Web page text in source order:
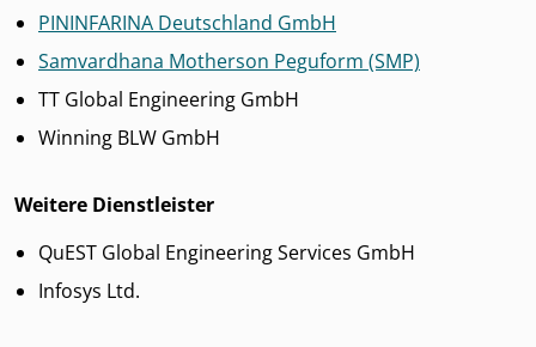
PININFARINA Deutschland GmbH
Samvardhana Motherson Peguform (SMP)
TT Global Engineering GmbH
Winning BLW GmbH
Weitere Dienstleister
QuEST Global Engineering Services GmbH
Infosys Ltd.